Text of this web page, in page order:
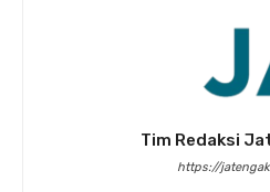
Tim Redaksi
https://